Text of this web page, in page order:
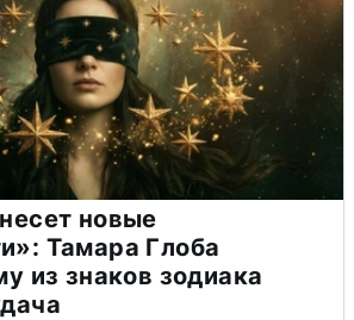
новые
Тамара Глоба
из знаков зодиака